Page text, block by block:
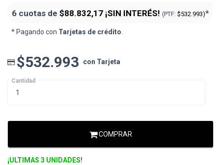
6 cuotas de $88.832,17 ¡SIN INTERÉS! (PTF: $532.993)*
* Pagando con Tarjetas de crédito.
$532.993 con Tarjeta
Cantidad
COMPRAR
¡ULTIMAS 3 UNIDADES!